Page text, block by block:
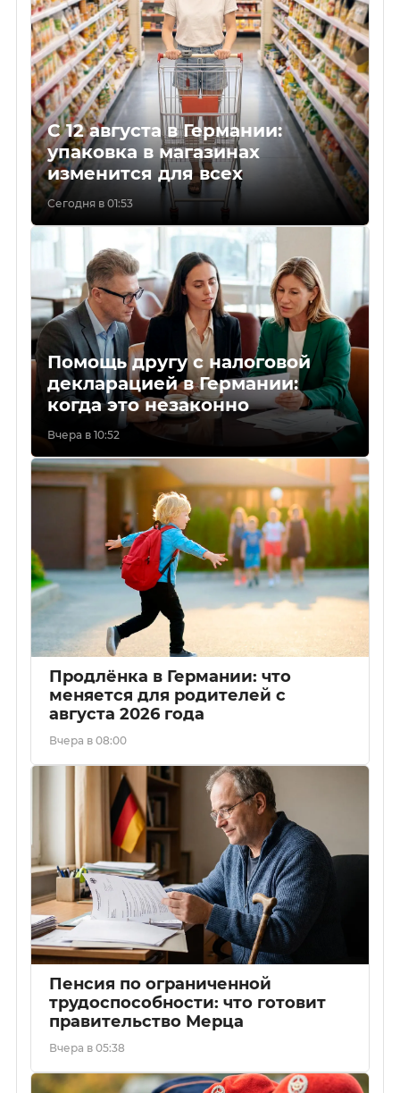
С 12 августа в Германии:
упаковка в магазинах
изменится для всех
Сегодня в 01:53
Помощь другу с налоговой
декларацией в Германии:
когда это незаконно
Вчера в 10:52
Продлёнка в Германии: что
меняется для родителей с
августа 2026 года
Вчера в 08:00
Пенсия по ограниченной
трудоспособности: что готовит
правительство Мерца
Вчера в 05:38